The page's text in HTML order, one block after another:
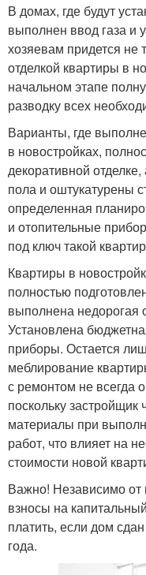
В домах, где будут
выполнен ввод газа и
хозяевам придется не
отделкой квартиры в
начальном этапе
разводку всех
Варианты, где
в новостройках,
декоративной
пола и оштукатурены
определенная
и отопительные
под ключ такой
Квартиры в
полностью
выполнена недорогая
Установлена
приборы. Остается
меблирование
с ремонтом не всегда
поскольку застройщик
материалы при
работ, что влияет на
стоимости новой
Важно! Независимо от
взносы на
платить, если дом
года.